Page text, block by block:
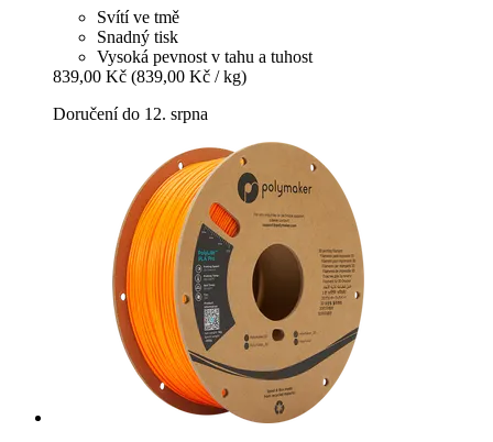
Svítí ve tmě
Snadný tisk
Vysoká pevnost v tahu a tuhost
839,00 Kč (839,00 Kč / kg)
Doručení do 12. srpna